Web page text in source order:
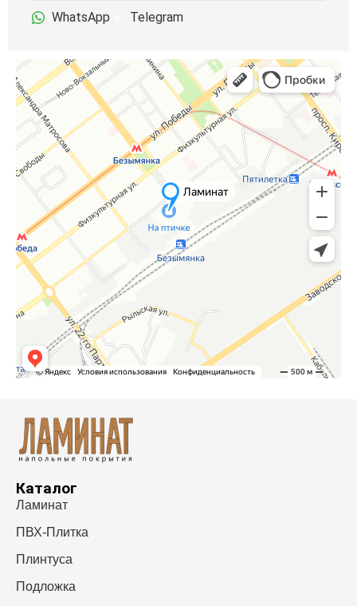
WhatsApp Telegram
Каталог
Ламинат
ПВХ-Плитка
Плинтуса
Подложка